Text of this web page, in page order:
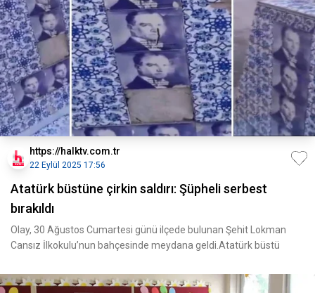
https://halktv.com.tr
22 Eylül 2025 17:56
Atatürk büstüne çirkin saldırı: Şüpheli serbest
bırakıldı
Olay, 30 Ağustos Cumartesi günü ilçede bulunan Şehit Lokman
Cansız İlkokulu’nun bahçesinde meydana geldi.Atatürk büstü